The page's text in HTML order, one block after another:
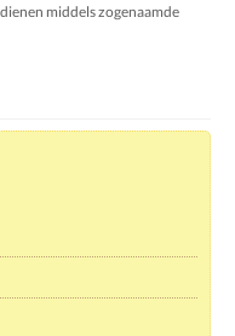
middels zogenaamde